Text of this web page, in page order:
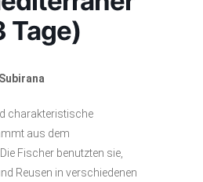
Tage)
charakteristische
aus dem
Fischer benutzten sie,
Reusen in verschiedenen